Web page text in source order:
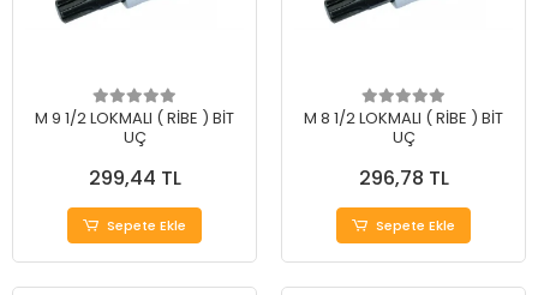
M 9 1/2 LOKMALI ( RİBE ) BİT
UÇ
299,44 TL
Sepete Ekle
M 8 1/2 LOKMALI ( RİBE ) BİT
UÇ
296,78 TL
Sepete Ekle